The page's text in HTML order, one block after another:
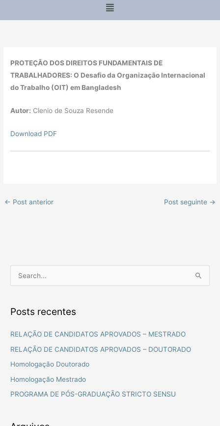
Menu
PROTEÇÃO DOS DIREITOS FUNDAMENTAIS DE
TRABALHADORES: O Desafio da Organização Internacional
do Trabalho (OIT) em Bangladesh
Autor: Clenio de Souza Resende
Download PDF
← Post anterior Post seguinte →
q
u
r
p
r
Posts recentes
RELAÇÃO DE CANDIDATOS APROVADOS – MESTRADO
RELAÇÃO DE CANDIDATOS APROVADOS – DOUTORADO
Homologação Doutorado
Homologação Mestrado
PROGRAMA DE PÓS-GRADUAÇÃO STRICTO SENSU